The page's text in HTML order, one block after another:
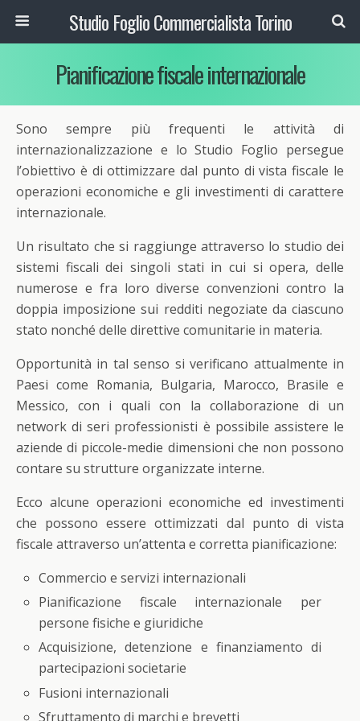
Studio Foglio Commercialista Torino
Pianificazione fiscale internazionale
Sono sempre più frequenti le attività di
internazionalizzazione e lo Studio Foglio persegue
l’obiettivo è di ottimizzare dal punto di vista fiscale le
operazioni economiche e gli investimenti di carattere
internazionale.
Un risultato che si raggiunge attraverso lo studio dei
sistemi fiscali dei singoli stati in cui si opera, delle
numerose e fra loro diverse convenzioni contro la
doppia imposizione sui redditi negoziate da ciascuno
stato nonché delle direttive comunitarie in materia.
Opportunità in tal senso si verificano attualmente in
Paesi come Romania, Bulgaria, Marocco, Brasile e
Messico, con i quali con la collaborazione di un
network di seri professionisti è possibile assistere le
aziende di piccole-medie dimensioni che non possono
contare su strutture organizzate interne.
Ecco alcune operazioni economiche ed investimenti
che possono essere ottimizzati dal punto di vista
fiscale attraverso un’attenta e corretta pianificazione:
Commercio e servizi internazionali
Pianificazione fiscale internazionale per
persone fisiche e giuridiche
Acquisizione, detenzione e finanziamento di
partecipazioni societarie
Fusioni internazionali
Sfruttamento di marchi e brevetti